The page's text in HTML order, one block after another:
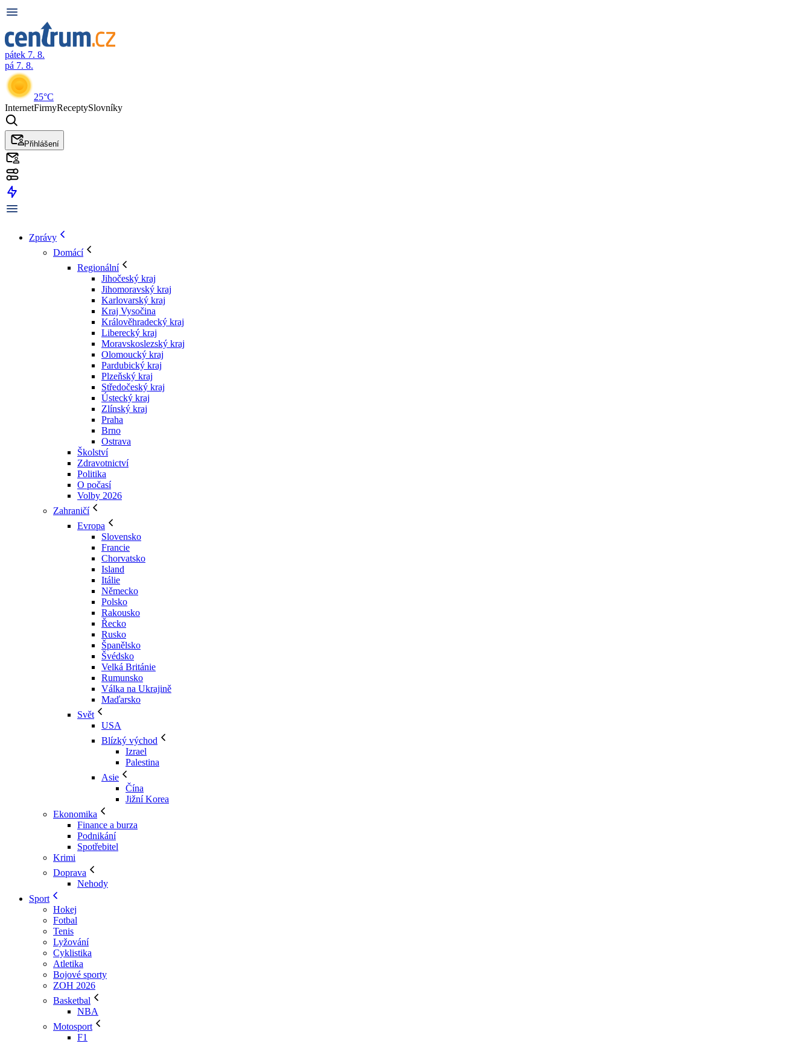
pátek 7. 8.
pá 7. 8.
25°C
InternetFirmyReceptySlovníky
Přihlášení
Zprávy
Domácí
Regionální
Jihočeský kraj
Jihomoravský kraj
Karlovarský kraj
Kraj Vysočina
Králověhradecký kraj
Liberecký kraj
Moravskoslezský kraj
Olomoucký kraj
Pardubický kraj
Plzeňský kraj
Středočeský kraj
Ústecký kraj
Zlínský kraj
Praha
Brno
Ostrava
Školství
Zdravotnictví
Politika
O počasí
Volby 2026
Zahraničí
Evropa
Slovensko
Francie
Chorvatsko
Island
Itálie
Německo
Polsko
Rakousko
Řecko
Rusko
Španělsko
Švédsko
Velká Británie
Rumunsko
Válka na Ukrajině
Maďarsko
Svět
USA
Blízký východ
Izrael
Palestina
Asie
Čína
Jižní Korea
Ekonomika
Finance a burza
Podnikání
Spotřebitel
Krimi
Doprava
Nehody
Sport
Hokej
Fotbal
Tenis
Lyžování
Cyklistika
Atletika
Bojové sporty
ZOH 2026
Basketbal
NBA
Motosport
F1